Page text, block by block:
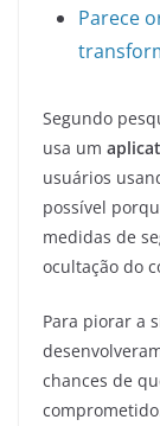
Parece
Segundo
usa um
usuários
possível
medidas de
ocultação do
Para piorar a
chances de